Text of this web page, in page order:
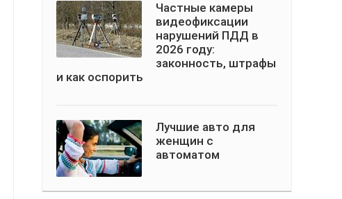
Частные камеры
видеофиксации
нарушений ПДД в
2026 году:
законность, штрафы
и как оспорить
Лучшие авто для
женщин с
автоматом